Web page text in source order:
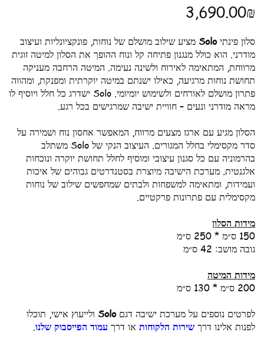
‏3,690.00 ‏₪
סלון פינתיSolo
מציע שילוב מושלם של נוחות, פונקציונליות ועיצוב
מודרני. הוא כולל מנגנון פתיחה קל ונוח ההופך את הסלון למיטה זוגית
מרווחת, המתאימה לאירוח ולשינה נעימה. המיטה הרחבה מעניקה
תחושת נוחות מרגיעה, כאילו ישנתם במיטה יוקרתית ומפנקת, ומהווה
פתרון מושלם לאורחים ולשימוש יומיומי. Solo ישדרג כל חלל ויוסיף לו
מראה מודרני ונעים – חוויית ישיבה שמרגישים בכל רגע.
הסלון מגיע עם ארגז מצעים מרווח, המאפשר אחסון נוח ושמירה על
סדר מקסימלי בחלל המגורים. העיצוב הנקי של Solo משתלב
בהרמוניה עם כל סגנון עיצובי ומוסיף לחלל תחושת יוקרה ונוכחות
אלגנטית. מערכת הישיבה מיוצרת בסטנדרטים גבוהים של איכות
ועמידות, ומתאימה למשפחות ולבתים שמחפשים שילוב של נוחות
מקסימלית עם פתרונות פרקטיים.
מידות הסלון
150 ס״מ * 250 ס״מ
גובה מושב: 42 ס״מ
מידות המיטה
200 ס״מ * 130 ס״מ
לפרטים נוספים על מערכת ישיבה דגםSolo ולייעוץ אישי, תוכלו
לפנות אלינו דרך שירות הלקוחות או דרך עמוד הפייסבוק שלנו.